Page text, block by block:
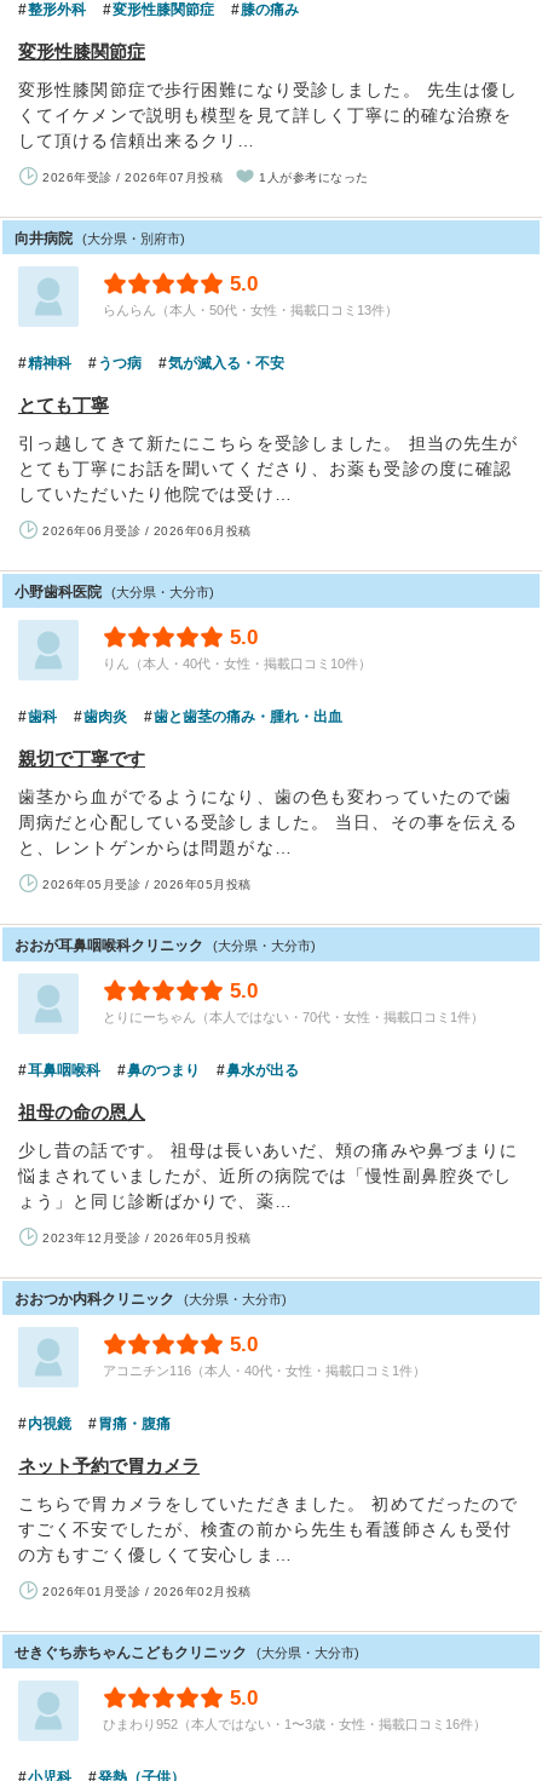
整形外科 変形性膝関節症 膝の痛み
変形性膝関節症
変形性膝関節症で歩行困難になり受診しました。 先生は優し
くてイケメンで説明も模型を見て詳しく丁寧に的確な治療を
して頂ける信頼出来るクリ…
2026年受診 / 2026年07月投稿 1人が参考になった
向井病院 (大分県・別府市)
5.0
らんらん（本人・50代・女性・掲載口コミ13件）
精神科 うつ病 気が滅入る・不安
とても丁寧
引っ越してきて新たにこちらを受診しました。 担当の先生が
とても丁寧にお話を聞いてくださり、お薬も受診の度に確認
していただいたり他院では受け…
2026年06月受診 / 2026年06月投稿
小野歯科医院 (大分県・大分市)
5.0
りん（本人・40代・女性・掲載口コミ10件）
歯科 歯肉炎 歯と歯茎の痛み・腫れ・出血
親切で丁寧です
歯茎から血がでるようになり、歯の色も変わっていたので歯
周病だと心配している受診しました。 当日、その事を伝える
と、レントゲンからは問題がな…
2026年05月受診 / 2026年05月投稿
おおが耳鼻咽喉科クリニック (大分県・大分市)
5.0
とりにーちゃん（本人ではない・70代・女性・掲載口コミ1件）
耳鼻咽喉科 鼻のつまり 鼻水が出る
祖母の命の恩人
少し昔の話です。 祖母は長いあいだ、頬の痛みや鼻づまりに
悩まされていましたが、近所の病院では「慢性副鼻腔炎でし
ょう」と同じ診断ばかりで、薬…
2023年12月受診 / 2026年05月投稿
おおつか内科クリニック (大分県・大分市)
5.0
アコニチン116（本人・40代・女性・掲載口コミ1件）
内視鏡 胃痛・腹痛
ネット予約で胃カメラ
こちらで胃カメラをしていただきました。 初めてだったので
すごく不安でしたが、検査の前から先生も看護師さんも受付
の方もすごく優しくて安心しま…
2026年01月受診 / 2026年02月投稿
せきぐち赤ちゃんこどもクリニック (大分県・大分市)
5.0
ひまわり952（本人ではない・1〜3歳・女性・掲載口コミ16件）
小児科 発熱（子供）